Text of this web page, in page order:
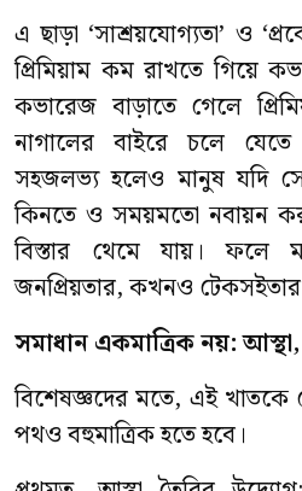
এ ছাড়া ‘সাশ্রয়যোগ্যতা’ ও
প্রিমিয়াম কম রাখতে গিয়ে
কভারেজ বাড়াতে গেলে
নাগালের বাইরে চলে
সহজলভ্য হলেও মানুষ যদি
কিনতে ও সময়মতো নবায়ন
বিস্তার থেমে যায়। ফলে
জনপ্রিয়তার, কখনও
সমাধান একমাত্রিক নয়:
বিশেষজ্ঞদের মতে, এই
পথও বহুমাত্রিক হতে হবে।